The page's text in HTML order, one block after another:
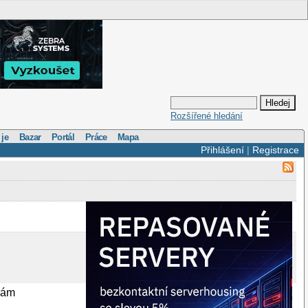
Rozšířené hledání
je Bazar Portál Práce Mapa
Přihlášení| Registrace